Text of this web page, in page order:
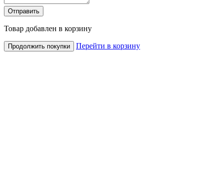
Товар добавлен в корзину
Продолжить покупки Перейти в корзину